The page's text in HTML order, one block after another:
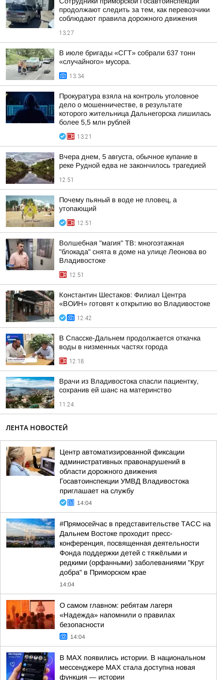
продолжают следить за тем, как перевозчики
соблюдают правила дорожного движения
13:27
В июле бригады «СГТ» собрали 637 тонн
«случайного» мусора.
13:34
Прокуратура взяла на контроль уголовное
дело о мошенничестве, в результате
которого жительница Дальнегорска лишилась
более 5,5 млн рублей
13:21
Вчера днем, 5 августа, обычное купание в
реке Рудной едва не закончилось трагедией
12:51
Почему пьяный в воде не пловец, а
утопающий
12:51
Волшебная "магия" ТВ: многоэтажная
"блокада" снята в доме на улице Леонова во
Владивостоке
12:51
Константин Шестаков: Филиал Центра
«ВОИН» готовят к открытию во Владивостоке
12:42
В Спасске-Дальнем продолжается откачка
воды в низменных частях города
12:18
Врачи из Владивостока спасли пациентку,
сохранив ей шанс на материнство
11:24
ЛЕНТА НОВОСТЕЙ
Центр автоматизированной фиксации
административных правонарушений в
области дорожного движения
Госавтоинспекции УМВД Владивостока
приглашает на службу
14:04
#Прямосейчас в представительстве ТАСС на
Дальнем Востоке проходит пресс-
конференция, посвященная деятельности
Фонда поддержки детей с тяжёлыми и
редкими (орфанными) заболеваниями "Круг
добра" в Приморском крае
14:04
О самом главном: ребятам лагеря
«Надежда» напомнили о правилах
безопасности
14:04
В MAX появились истории. В национальном
мессенджере MAX стала доступна новая
функция — истории